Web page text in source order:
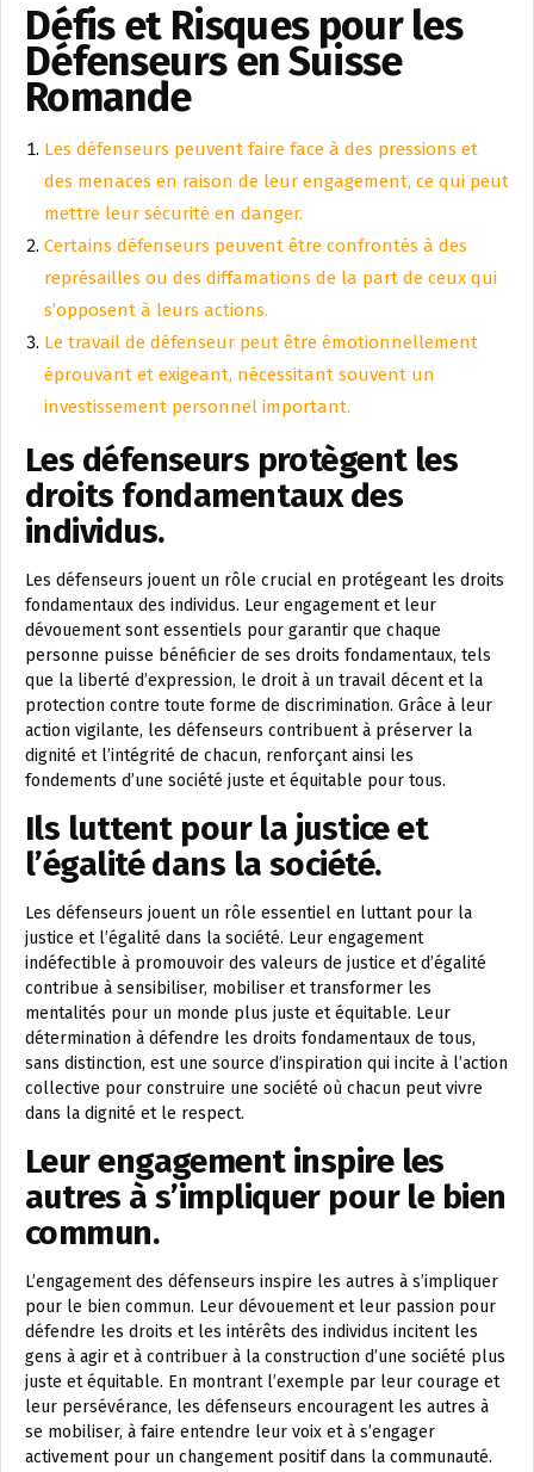
Défis et Risques pour les
Défenseurs en Suisse
Romande
Les défenseurs peuvent faire face à des pressions et
des menaces en raison de leur engagement, ce qui peut
mettre leur sécurité en danger.
Certains défenseurs peuvent être confrontés à des
représailles ou des diffamations de la part de ceux qui
s’opposent à leurs actions.
Le travail de défenseur peut être émotionnellement
éprouvant et exigeant, nécessitant souvent un
investissement personnel important.
Les défenseurs protègent les
droits fondamentaux des
individus.
Les défenseurs jouent un rôle crucial en protégeant les droits
fondamentaux des individus. Leur engagement et leur
dévouement sont essentiels pour garantir que chaque
personne puisse bénéficier de ses droits fondamentaux, tels
que la liberté d’expression, le droit à un travail décent et la
protection contre toute forme de discrimination. Grâce à leur
action vigilante, les défenseurs contribuent à préserver la
dignité et l’intégrité de chacun, renforçant ainsi les
fondements d’une société juste et équitable pour tous.
Ils luttent pour la justice et
l’égalité dans la société.
Les défenseurs jouent un rôle essentiel en luttant pour la
justice et l’égalité dans la société. Leur engagement
indéfectible à promouvoir des valeurs de justice et d’égalité
contribue à sensibiliser, mobiliser et transformer les
mentalités pour un monde plus juste et équitable. Leur
détermination à défendre les droits fondamentaux de tous,
sans distinction, est une source d’inspiration qui incite à l’action
collective pour construire une société où chacun peut vivre
dans la dignité et le respect.
Leur engagement inspire les
autres à s’impliquer pour le bien
commun.
L’engagement des défenseurs inspire les autres à s’impliquer
pour le bien commun. Leur dévouement et leur passion pour
défendre les droits et les intérêts des individus incitent les
gens à agir et à contribuer à la construction d’une société plus
juste et équitable. En montrant l’exemple par leur courage et
leur persévérance, les défenseurs encouragent les autres à
se mobiliser, à faire entendre leur voix et à s’engager
activement pour un changement positif dans la communauté.